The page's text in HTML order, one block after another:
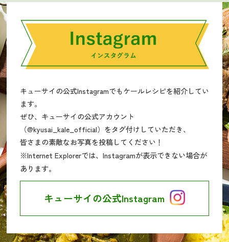
キューサイの公式Instagramでもケールレシピを紹介してい
ます。
ぜひ、キューサイの公式アカウント
（@kyusai_kale_official）をタグ付けしていただき、
皆さまの素敵なお写真を投稿してください！
※Internet Explorerでは、Instagramが表示できない場合が
あります。
キューサイの公式Instagram